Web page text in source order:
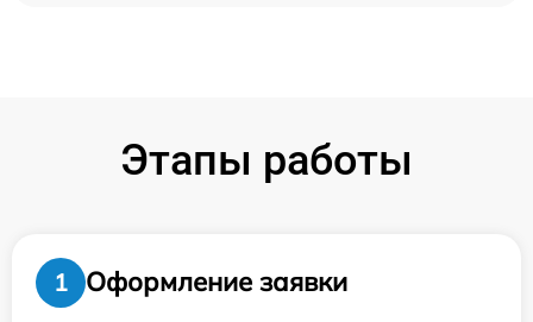
Этапы работы
1
Оформление заявки